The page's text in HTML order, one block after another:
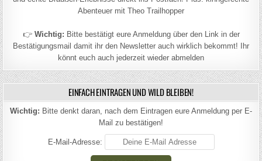
Abenteuer mit Theo Trailhopper
👉 Wichtig: Bitte bestätigt eure Anmeldung über den Link in der
Bestätigungsmail damit ihr den Newsletter auch wirklich bekommt! Ihr
könnt euch auch jederzeit wieder abmelden
EINFACH EINTRAGEN UND WILD BLEIBEN!
Wichtig: Bitte denkt daran, nach dem Eintragen eure Anmeldung per E-
Mail zu bestätigen!
E-Mail-Adresse: